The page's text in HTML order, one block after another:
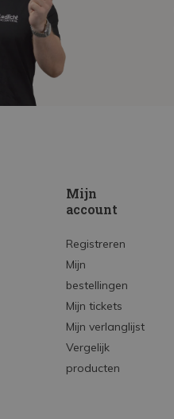
Mijn
account
Registreren
Mijn
bestellingen
Mijn tickets
Mijn verlanglijst
Vergelijk
producten